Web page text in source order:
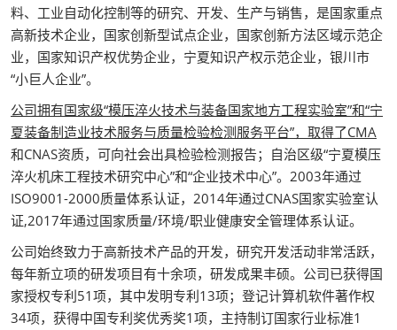
料、工业自动化控制等的研究、开发、生产与销售，是国家重点
高新技术企业，国家创新型试点企业，国家创新方法区域示范企
业，国家知识产权优势企业，宁夏知识产权示范企业，银川市
“小巨人企业”。
公司拥有国家级“模压淬火技术与装备国家地方工程实验室”和“宁
夏装备制造业技术服务与质量检验检测服务平台”，取得了CMA
和CNAS资质，可向社会出具检验检测报告；自治区级“宁夏模压
淬火机床工程技术研究中心”和“企业技术中心”。2003年通过
ISO9001-2000质量体系认证，2014年通过CNAS国家实验室认
证,2017年通过国家质量/环境/职业健康安全管理体系认证。
公司始终致力于高新技术产品的开发，研究开发活动非常活跃，
每年新立项的研发项目有十余项，研发成果丰硕。公司已获得国
家授权专利51项，其中发明专利13项；登记计算机软件著作权
34项，获得中国专利奖优秀奖1项，主持制订国家行业标准1